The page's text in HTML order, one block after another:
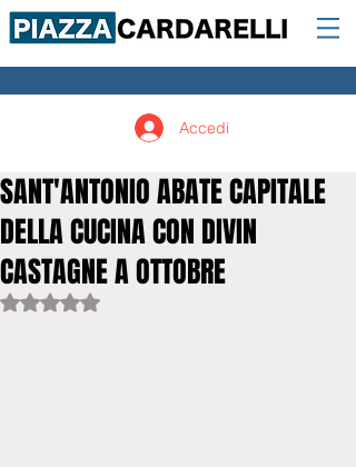
Accedi
SANT'ANTONIO ABATE CAPITALE
DELLA CUCINA CON DIVIN
CASTAGNE A OTTOBRE
Valutazione NaN stelle su 5.